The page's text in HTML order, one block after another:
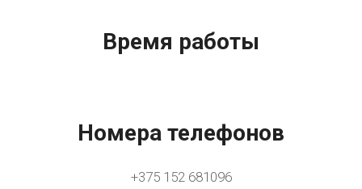
Время работы
Номера телефонов
+375 152 681096